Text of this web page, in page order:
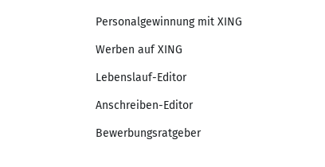
Personalgewinnung mit XING
Werben auf XING
Lebenslauf-Editor
Anschreiben-Editor
Bewerbungsratgeber